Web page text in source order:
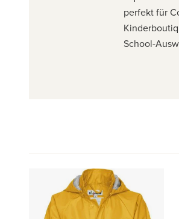
perfekt für
School-